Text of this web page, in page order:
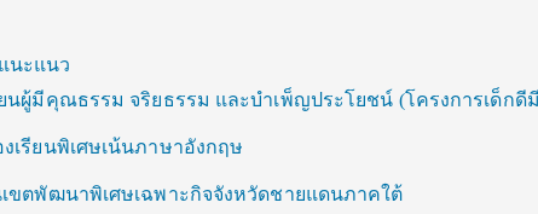
นะแนว
นผู้มีคุณธรรม จริยธรรม และบำเพ็ญประโยชน์ (โครงการเด็กดี
เรียนพิเศษเน้นภาษาอังกฤษ
ขตพัฒนาพิเศษเฉพาะกิจจังหวัดชายแดนภาคใต้